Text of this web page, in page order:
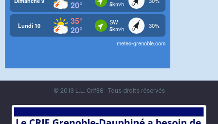
© 2013 L.L. Crif38 - Tous droits réservés